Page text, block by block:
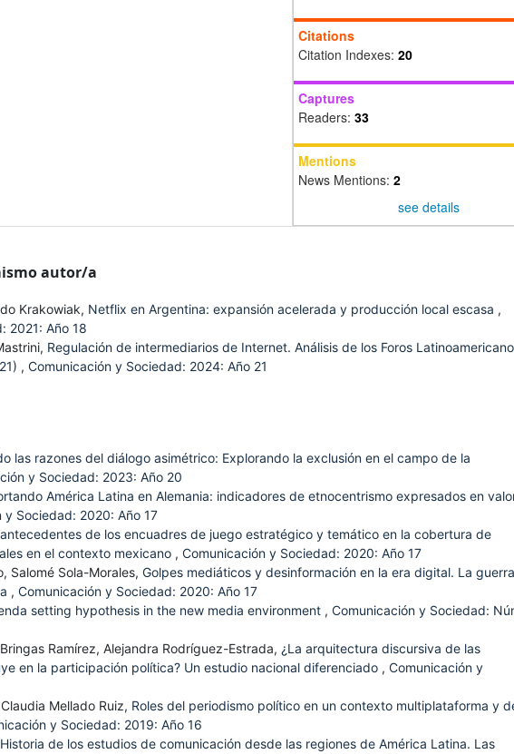
Citations
Citation Indexes: 20
Captures
Readers: 33
Mentions
News Mentions: 2
see details
autor/a
Krakowiak, Netflix en Argentina: expansión acelerada y producción local escasa ,
2021: Año 18
Regulación de intermediarios de Internet. Análisis de los Foros
, Comunicación y Sociedad: 2024: Año 21
las razones del diálogo asimétrico: Explorando la exclusión en el campo de la
y Sociedad: 2023: Año 20
América Latina en Alemania: indicadores de etnocentrismo expresados en
y Sociedad: 2020: Año 17
de los encuadres de juego estratégico y temático en la cobertura de
en el contexto mexicano , Comunicación y Sociedad: 2020: Año 17
Salomé Sola-Morales, Golpes mediáticos y desinformación en la era digital. La guerra
, Comunicación y Sociedad: 2020: Año 17
setting hypothesis in the new media environment , Comunicación y Sociedad:
Ramírez, Alejandra Rodríguez-Estrada, ¿La arquitectura discursiva de las
en la participación política? Un estudio nacional diferenciado , Comunicación y
Mellado Ruiz, Roles del periodismo político en un contexto multiplataforma y
y Sociedad: 2019: Año 16
Historia de los estudios de comunicación desde las regiones de América Latina. Las